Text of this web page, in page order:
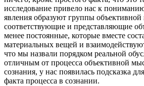
исследование привело нас к
явления образуют группы
соответствующие и представляющие
менее постоянные, которые вместе
материальных вещей и
что мы назвали порядком реальной
отличным от процесса объективной
сознания, у нас появилась подсказка
факта процесса в сознании.